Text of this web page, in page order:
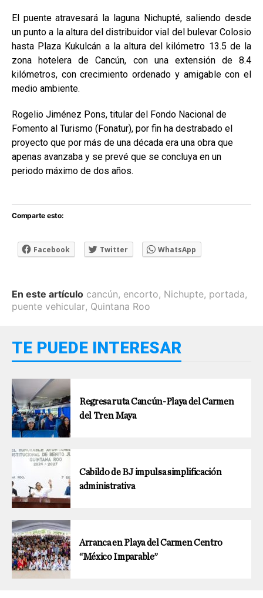
El puente atravesará la laguna Nichupté, saliendo desde
un punto a la altura del distribuidor vial del bulevar Colosio
hasta Plaza Kukulcán a la altura del kilómetro 13.5 de la
zona hotelera de Cancún, con una extensión de 8.4
kilómetros, con crecimiento ordenado y amigable con el
medio ambiente.
Rogelio Jiménez Pons, titular del Fondo Nacional de
Fomento al Turismo (Fonatur), por fin ha destrabado el
proyecto que por más de una década era una obra que
apenas avanzaba y se prevé que se concluya en un
periodo máximo de dos años.
Comparte esto:
Facebook Twitter WhatsApp
En este artículo cancún, encorto, Nichupte, portada,
puente vehicular, Quintana Roo
TE PUEDE INTERESAR
Regresa ruta Cancún-Playa del Carmen
del Tren Maya
Cabildo de BJ impulsa simplificación
administrativa
Arranca en Playa del Carmen Centro
“México Imparable”